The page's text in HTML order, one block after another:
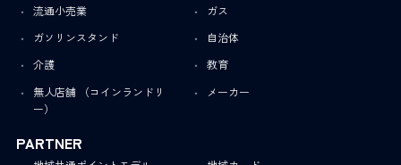
流通小売業
ガス
ガソリンスタンド
自治体
介護
教育
無人店舗 （コインランドリ
ー）
メーカー
PARTNER